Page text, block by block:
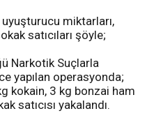
miktarları,
satıcıları şöyle;
Narkotik Suçlarla
yapılan operasyonda;
kokain, 3 kg bonzai ham
satıcısı yakalandı.